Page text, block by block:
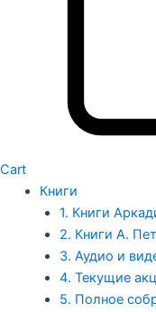
Cart
Книги
1. Книги
2. Книги А.
3. Аудио и
4. Текущие
5. Полное